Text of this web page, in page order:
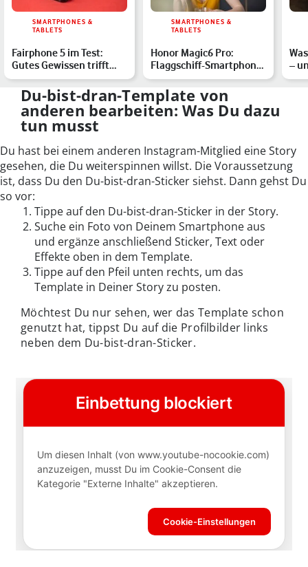
SMARTPHONES &
TABLETS
Fairphone 5 im Test:
Gutes Gewissen trifft
geniale Bauweise
SMARTPHONES &
TABLETS
Honor Magic6 Pro:
Flaggschiff-Smartphone
lässt Dich Apps mit den
–
Du-bist-dran-Template von
anderen bearbeiten: Was Du dazu
tun musst
Du hast bei einem anderen Instagram-Mitglied eine Story
gesehen, die Du weiterspinnen willst. Die Voraussetzung
ist, dass Du den Du-bist-dran-Sticker siehst. Dann gehst Du
so vor:
Tippe auf den Du-bist-dran-Sticker in der Story.
Suche ein Foto von Deinem Smartphone aus
und ergänze anschließend Sticker, Text oder
Effekte oben in dem Template.
Tippe auf den Pfeil unten rechts, um das
Template in Deiner Story zu posten.
Möchtest Du nur sehen, wer das Template schon
genutzt hat, tippst Du auf die Profilbilder links
neben dem Du-bist-dran-Sticker.